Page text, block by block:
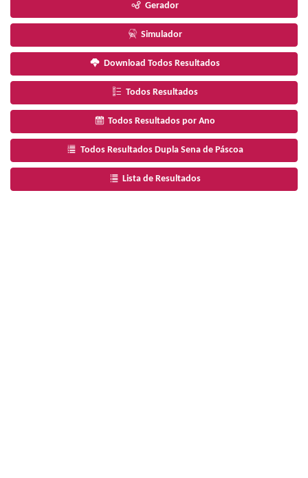
Gerador
Simulador
Download Todos Resultados
Todos Resultados
Todos Resultados por Ano
Todos Resultados Dupla Sena de Páscoa
Lista de Resultados